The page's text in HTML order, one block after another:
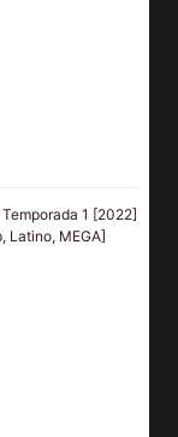
Temporada 1 [2022]
Latino, MEGA]